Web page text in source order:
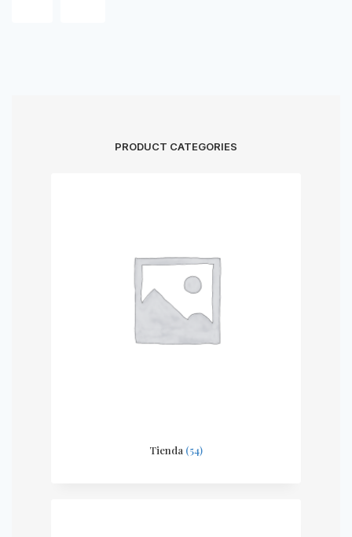
PRODUCT CATEGORIES
Tienda (54)